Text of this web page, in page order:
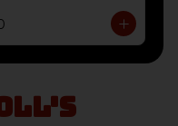
panko,
Queso Crema y
panko